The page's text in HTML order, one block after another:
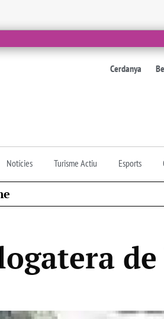
Cerdanya
Notícies Turisme Actiu Esports